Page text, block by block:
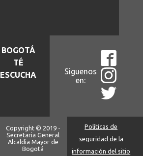
BOGOTÁ
TÉ
ESCUCHA
Siguenos
en:
Copyright © 2019 -
Secretaria General
Alcaldia Mayor de
Bogotá
Políticas de
seguridad de la
información del sitio